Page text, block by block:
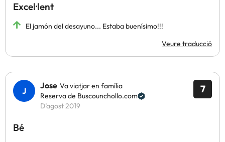
Excel·lent
El jamón del desayuno... Estaba buenísimo!!!
Veure traducció
7
Jose Va viatjar en família
Reserva de Buscounchollo.com
D’agost 2019
Bé